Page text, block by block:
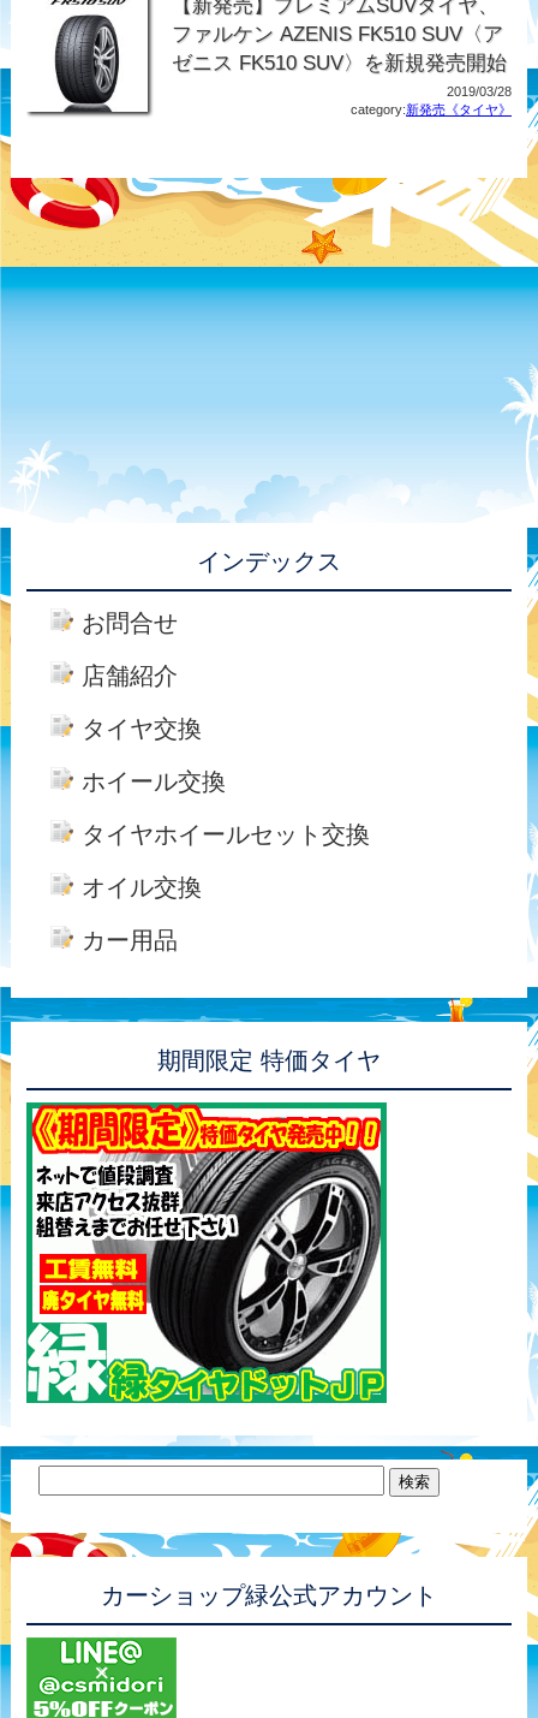
【新発売】プレミアムSUVタイヤ、
ファルケン AZENIS FK510 SUV〈ア
ゼニス FK510 SUV〉を新規発売開始
2019/03/28
category:新発売《タイヤ》
インデックス
お問合せ
店舗紹介
タイヤ交換
ホイール交換
タイヤホイールセット交換
オイル交換
カー用品
期間限定 特価タイヤ
カーショップ緑公式アカウント